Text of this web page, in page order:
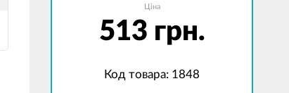
Ціна
513 грн.
Код товара: 1848